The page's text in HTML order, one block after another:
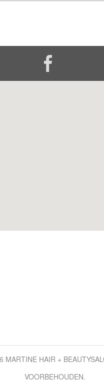
MARTINE HAIR +
VOORBEHOUDEN.